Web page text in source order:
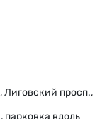
Лиговский просп.,
парковка вдоль